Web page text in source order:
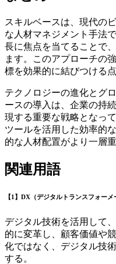
スキルベースは、現代の
な人材マネジメント手法
長に焦点を当てることで
ます。このアプローチの
標を効果的に結びつける
テクノロジーの進化とグ
ースの導入は、企業の持
現する重要な戦略となっ
ツールを活用した効率的
的な人材配置がより一層
関連用語
【1】DX（デジタルトランスフォーメ
デジタル技術を活用して
的に変革し、顧客価値や
化ではなく、デジタル技
する。